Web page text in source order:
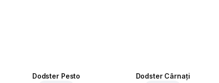
Dodster Pesto Dodster Cârnați